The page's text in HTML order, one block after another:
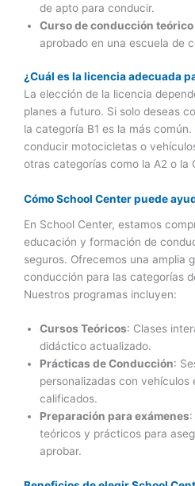
de apto para conducir.
Curso de conducción
aprobado en una escuela de
¿Cuál es la licencia adecuada
La elección de la licencia
planes a futuro. Si solo deseas
la categoría B1 es la más
conducir motocicletas o
otras categorías como la A2 o la
Cómo School Center puede
En School Center, estamos
educación y formación de
seguros. Ofrecemos una amplia
conducción para las categorías
Nuestros programas incluyen:
Cursos Teóricos: Clases
didáctico actualizado.
Prácticas de Conducción:
personalizadas con
calificados.
Preparación para exámenes
teóricos y prácticos para
aprobar.